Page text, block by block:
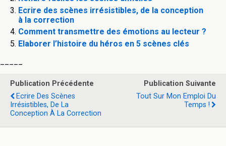
Ecrire des scènes irrésistibles, de la conception
à la correction
Comment transmettre des émotions au lecteur ?
Elaborer l’histoire du héros en 5 scènes clés
Publication Précédente
Ecrire Des Scènes
Irrésistibles, De La
Conception À La Correction
Publication Suivante
Tout Sur Mon Emploi Du
Temps !